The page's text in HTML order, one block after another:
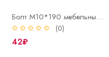
Болт М10*190 мебельный DIN 603 оцинк
(0)
42₽